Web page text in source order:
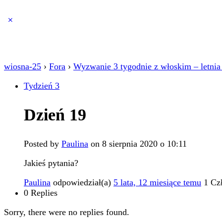
wiosna-25 › Fora › Wyzwanie 3 tygodnie z włoskim – letnia
Tydzień 3
Dzień 19
Posted by Paulina on 8 sierpnia 2020 o 10:11
Jakieś pytania?
Paulina odpowiedział(a) 5 lata, 12 miesiące temu 1
0 Replies
Sorry, there were no replies found.